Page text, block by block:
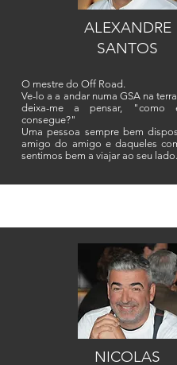
ALEXANDRE
SANTOS
O mestre do Off Road.
Ve-lo a a andar numa GSA na
deixa-me a pensar,
consegue?"
Uma pessoa sempre bem
amigo do amigo e daqueles
sentimos bem a viajar ao seu lado.
NICOLAS